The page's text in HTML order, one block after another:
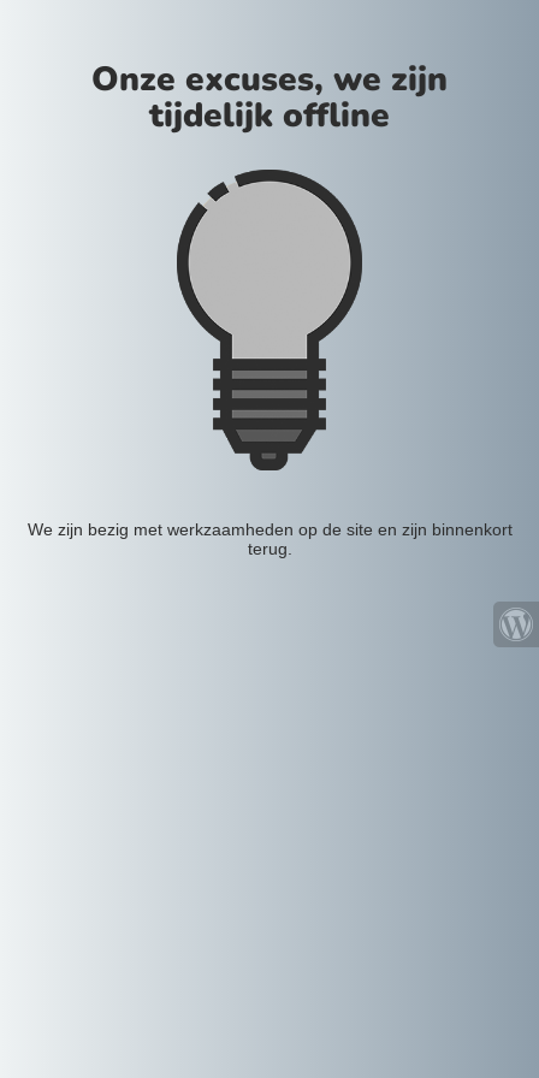
Onze excuses, we zijn
tijdelijk offline
We zijn bezig met werkzaamheden op de site en zijn binnenkort
terug.